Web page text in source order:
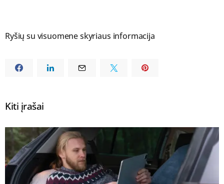
Ryšių su visuomene skyriaus informacija
Kiti įrašai